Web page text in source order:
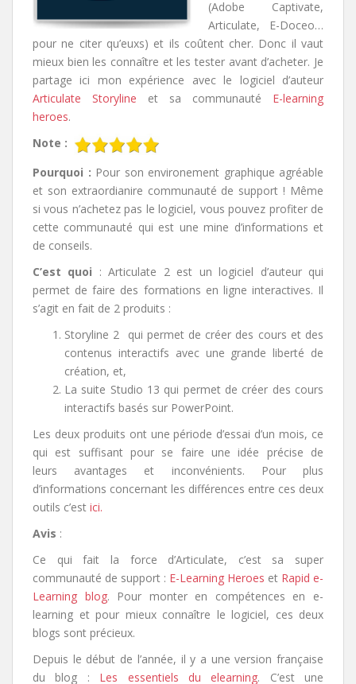
(Adobe Captivate,
Articulate, E-Doceo…
pour ne citer qu’euxs) et ils coûtent cher. Donc il vaut
mieux bien les connaître et les tester avant d’acheter. Je
partage ici mon expérience avec le logiciel d’auteur
Articulate Storyline et sa communauté E-learning
heroes.
Note :
Pourquoi : Pour son environement graphique agréable
et son extraordianire communauté de support ! Même
si vous n’achetez pas le logiciel, vous pouvez profiter de
cette communauté qui est une mine d’informations et
de conseils.
C’est quoi : Articulate 2 est un logiciel d’auteur qui
permet de faire des formations en ligne interactives. Il
s’agit en fait de 2 produits :
Storyline 2 qui permet de créer des cours et des
contenus interactifs avec une grande liberté de
création, et,
La suite Studio 13 qui permet de créer des cours
interactifs basés sur PowerPoint.
Les deux produits ont une période d’essai d’un mois, ce
qui est suffisant pour se faire une idée précise de
leurs avantages et inconvénients. Pour plus
d’informations concernant les différences entre ces deux
outils c’est ici.
Avis :
Ce qui fait la force d’Articulate, c’est sa super
communauté de support : E-Learning Heroes et Rapid e-
Learning blog. Pour monter en compétences en e-
learning et pour mieux connaître le logiciel, ces deux
blogs sont précieux.
Depuis le début de l’année, il y a une version française
du blog : Les essentiels du elearning. C’est une